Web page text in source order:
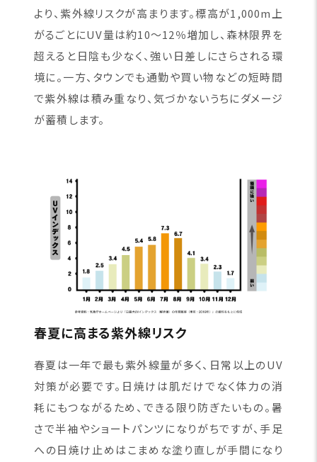
より、紫外線リスクが高まります。標高が1,000m上
がるごとにUV量は約10〜12％増加し、森林限界を
超えると日陰も少なく、強い日差しにさらされる環
境に。一方、タウンでも通勤や買い物などの短時間
で紫外線は積み重なり、気づかないうちにダメージ
が蓄積します。
春夏に高まる紫外線リスク
春夏は一年で最も紫外線量が多く、日常以上のUV
対策が必要です。日焼けは肌だけでなく体力の消
耗にもつながるため、できる限り防ぎたいもの。暑
さで半袖やショートパンツになりがちですが、手足
への日焼け止めはこまめな塗り直しが手間になり